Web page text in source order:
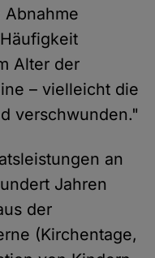
Alter der
– vielleicht die
verschwunden."
an
Jahren
der
(Kirchentage,